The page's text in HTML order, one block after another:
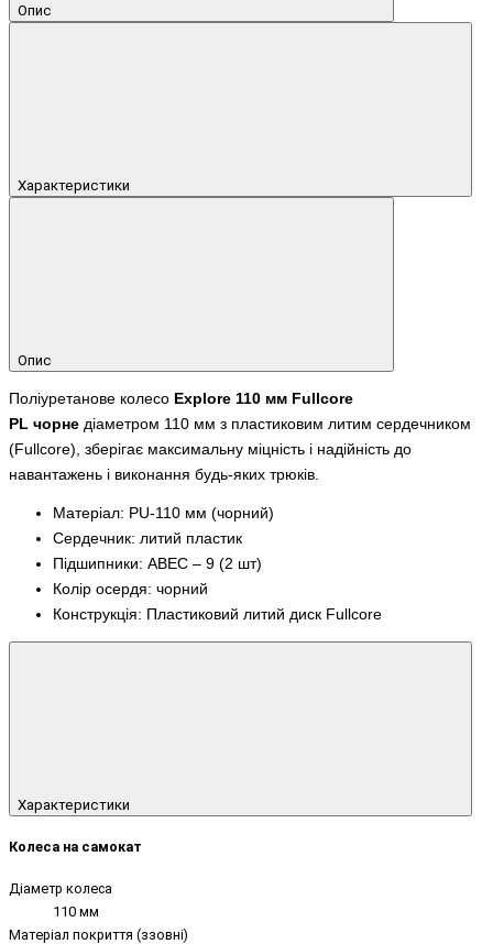
Опис
Характеристики
Опис
Поліуретанове колесо Explore 110 мм Fullcore
PL чорне діаметром 110 мм з пластиковим литим сердечником
(Fullcore) , зберігає максимальну міцність і надійність до
навантажень і виконання будь-яких трюків.
Матеріал: PU-110 мм (чорний)
Сердечник: литий пластик
Підшипники: ABEC – 9 (2 шт)
Колір осердя: чорний
Конструкція: Пластиковий литий диск Fullcore
Характеристики
Колеса на самокат
Діаметр колеса
110 мм
Матеріал покриття (ззовні)